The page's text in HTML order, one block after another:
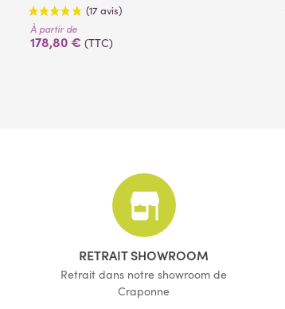
330 cm
(17 avis)
À partir de
178,80 € (TTC)
RETRAIT SHOWROOM
Retrait dans notre showroom de
Craponne